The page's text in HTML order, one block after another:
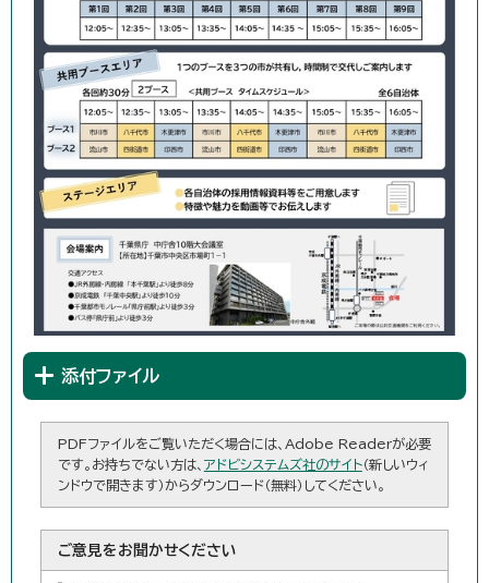
添付ファイル
PDFファイルをご覧いただく場合には、Adobe Readerが必要
です。お持ちでない方は、 アドビシステムズ社のサイト（新しいウィ
ンドウで開きます）からダウンロード（無料）してください。
ご意見をお聞かせください